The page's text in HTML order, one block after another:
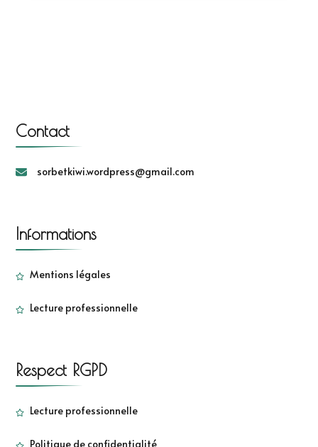
Contact
sorbetkiwi.wordpress@gmail.com
Informations
Mentions légales
Lecture professionnelle
Respect RGPD
Lecture professionnelle
Politique de confidentialité